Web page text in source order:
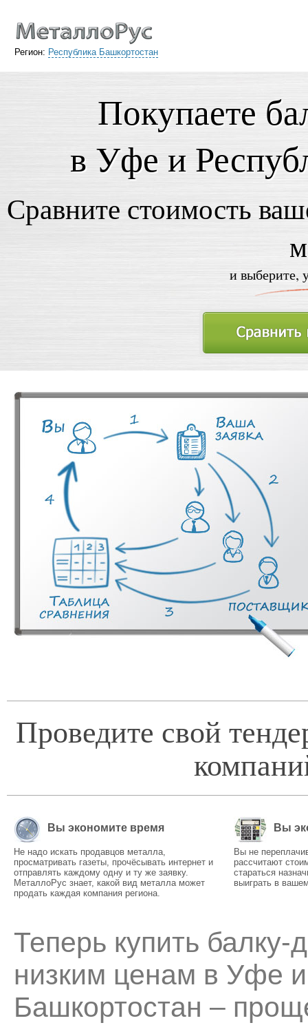
Регион: Республика Башкортостан
Покупаете
в Уфе и
Сравните стоимость
и выберите,
Проведите свой
Вы экономите время
Не надо искать продавцов металла,
просматривать газеты, прочёсывать интернет и
отправлять каждому одну и ту же заявку.
МеталлоРус знает, какой вид металла может
продать каждая компания региона.
Вы
Вы не
рассчитают
стараться
выиграть в
Теперь купить
низким ценам в Уфе
Башкортостан –